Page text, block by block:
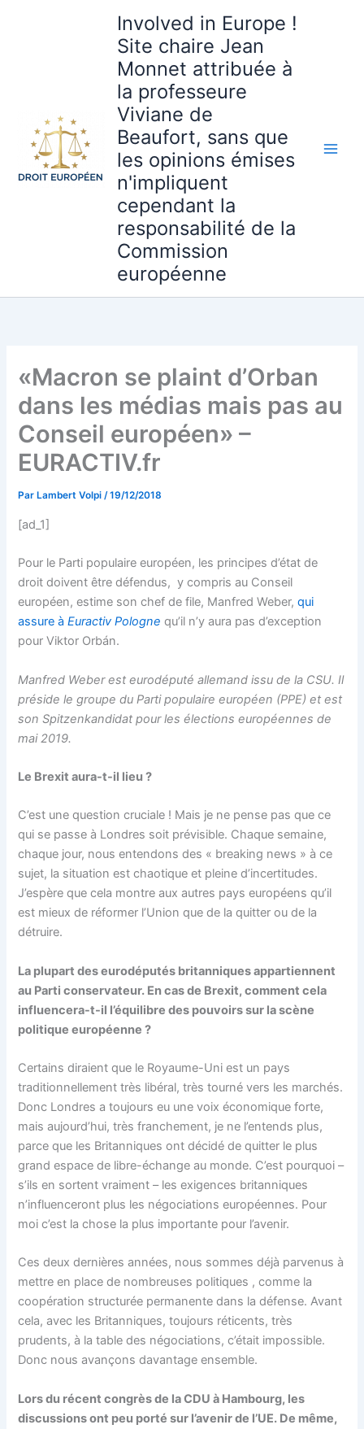
Involved in Europe !
Site chaire Jean
Monnet attribuée à
la professeure
Viviane de
Beaufort, sans que
les opinions émises
n'impliquent
cependant la
responsabilité de la
Commission
européenne
«Macron se plaint d’Orban
dans les médias mais pas au
Conseil européen» –
EURACTIV.fr
Par Lambert Volpi/19/12/2018
[ad_1]
Pour le Parti populaire européen, les principes d’état de
droit doivent être défendus, y compris au Conseil
européen, estime son chef de file, Manfred Weber,qui
assure àEuractiv Pologne qu’il n’y aura pas d’exception
pour Viktor Orbán.
Manfred Weber est eurodéputé allemand issu de la CSU. Il
préside le groupe du Parti populaire européen (PPE) et est
son Spitzenkandidat pour les élections européennes de
mai 2019.
Le Brexit aura-t-il lieu ?
C’est une question cruciale ! Mais je ne pense pas que ce
qui se passe à Londres soit prévisible. Chaque semaine,
chaque jour, nous entendons des « breaking news » à ce
sujet, la situation est chaotique et pleine d’incertitudes.
J’espère que cela montre aux autres pays européens qu’il
est mieux de réformer l’Union que de la quitter ou de la
détruire.
La plupart des eurodéputés britanniques appartiennent
au Parti conservateur. En cas de Brexit, comment cela
influencera-t-il l’équilibre des pouvoirs sur la scène
politique européenne ?
Certains diraient que le Royaume-Uni est un pays
traditionnellement très libéral, très tourné vers les marchés.
Donc Londres a toujours eu une voix économique forte,
mais aujourd’hui, très franchement, je ne l’entends plus,
parce que les Britanniques ont décidé de quitter le plus
grand espace de libre-échange au monde. C’est pourquoi –
s’ils en sortent vraiment – les exigences britanniques
n’influenceront plus les négociations européennes. Pour
moi c’est la chose la plus importante pour l’avenir.
Ces deux dernières années, nous sommes déjà parvenus à
mettre en place de nombreuses politiques , comme la
coopération structurée permanente dans la défense. Avant
cela, avec les Britanniques, toujours réticents, très
prudents, à la table des négociations, c’était impossible.
Donc nous avançons davantage ensemble.
Lors du récent congrès de la CDU à Hambourg, les
discussions ont peu porté sur l’avenir de l’UE. De même,